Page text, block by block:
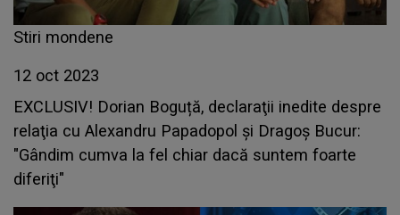
Stiri mondene
12 oct 2023
EXCLUSIV! Dorian Boguță, declaraţii inedite despre
relaţia cu Alexandru Papadopol şi Dragoş Bucur:
"Gândim cumva la fel chiar dacă suntem foarte
diferiţi"